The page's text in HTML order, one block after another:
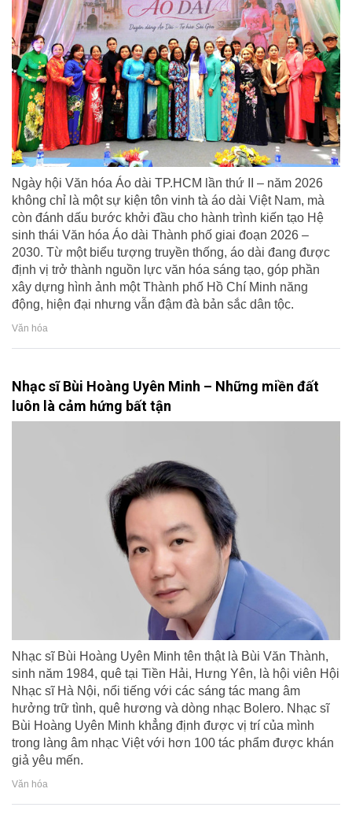
Ngày hội Văn hóa Áo dài TP.HCM lần thứ II – năm 2026
không chỉ là một sự kiện tôn vinh tà áo dài Việt Nam, mà
còn đánh dấu bước khởi đầu cho hành trình kiến tạo Hệ
sinh thái Văn hóa Áo dài Thành phố giai đoạn 2026 –
2030. Từ một biểu tượng truyền thống, áo dài đang được
định vị trở thành nguồn lực văn hóa sáng tạo, góp phần
xây dựng hình ảnh một Thành phố Hồ Chí Minh năng
động, hiện đại nhưng vẫn đậm đà bản sắc dân tộc.
Văn hóa
Nhạc sĩ Bùi Hoàng Uyên Minh – Những miền đất
luôn là cảm hứng bất tận
Nhạc sĩ Bùi Hoàng Uyên Minh tên thật là Bùi Văn Thành,
sinh năm 1984, quê tại Tiền Hải, Hưng Yên, là hội viên Hội
Nhạc sĩ Hà Nội, nổi tiếng với các sáng tác mang âm
hưởng trữ tình, quê hương và dòng nhạc Bolero. Nhạc sĩ
Bùi Hoàng Uyên Minh khẳng định được vị trí của mình
trong làng âm nhạc Việt với hơn 100 tác phẩm được khán
giả yêu mến.
Văn hóa